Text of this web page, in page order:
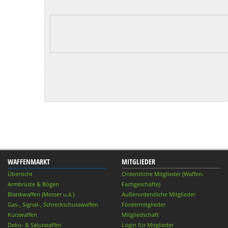
WAFFENMARKT
Übersicht
Armbrüste & Bögen
Blankwaffen (Messer u.ä.)
Gas-, Signal-, Schreckschusswaffen
Kurzwaffen
Deko- & Salutwaffen
MITGLIEDER
Ordentliche Mitglieder (Waffen-
Fachgeschäfte)
Außerordentliche Mitglieder
Fördermitglieder
Mitgliedschaft
Login für Mitglieder